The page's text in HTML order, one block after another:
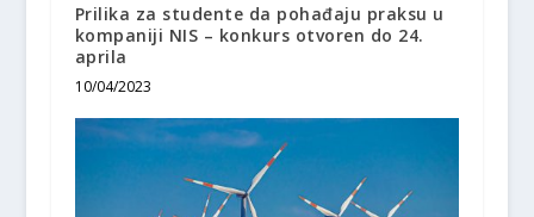
Prilika za studente da pohađaju praksu u
kompaniji NIS – konkurs otvoren do 24.
aprila
10/04/2023